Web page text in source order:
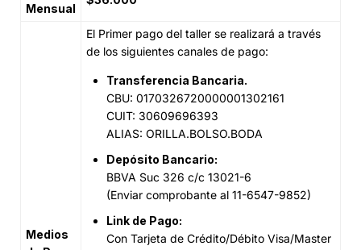
Mensual
Medios
El Primer pago del taller se realizará a través
de los siguientes canales de pago:
Transferencia Bancaria.
CBU: 0170326720000001302161
CUIT: 30609696393
ALIAS: ORILLA.BOLSO.BODA
Depósito Bancario:
BBVA Suc 326 c/c 13021-6
(Enviar comprobante al 11-6547-9852)
Link de Pago:
Con Tarjeta de Crédito/Débito Visa/Master